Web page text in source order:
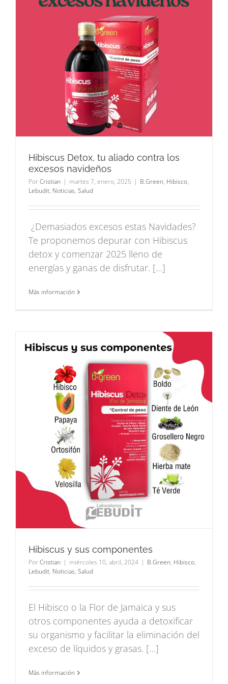
Hibiscus Detox, tu aliado contra los
excesos navideños
PorCristian | martes 7, enero, 2025 | B.Green, Hibisco,
Lebudit, Noticias, Salud
¿Demasiados excesos estas Navidades?
Te proponemos depurar con Hibiscus
detox y comenzar 2025 lleno de
energías y ganas de disfrutar. […]
Más información
Hibiscus y sus componentes
PorCristian | miércoles 10, abril, 2024 | B.Green, Hibisco,
Lebudit, Noticias, Salud
El Hibisco o la Flor de Jamaica y sus
otros componentes ayuda a detoxificar
su organismo y facilitar la eliminación del
exceso de líquidos y grasas. […]
Más información